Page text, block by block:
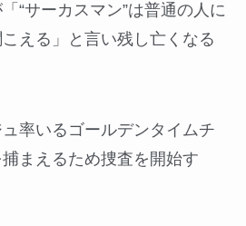
“サーカスマン”は普通の人に
える」と言い残し亡くなる
率いるゴールデンタイムチ
まえるため捜査を開始す